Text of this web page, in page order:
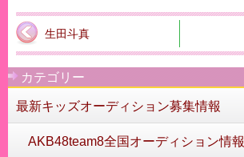
生田斗真
カテゴリー
最新キッズオーディション募集情報
AKB48team8全国オーディション情報